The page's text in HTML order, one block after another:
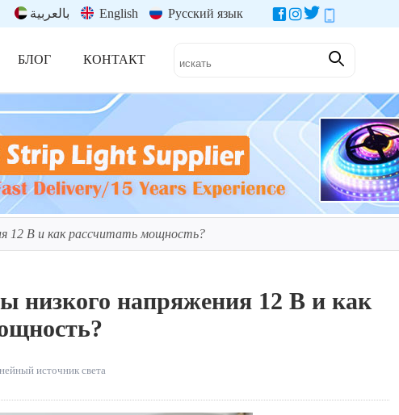
بالعربية English Русский язык
БЛОГ КОНТАКТ
12 В и как рассчитать мощность?
низкого напряжения 12 В и как
источник света